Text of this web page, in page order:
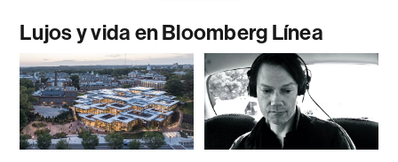
Lujos y vida en Bloomberg Línea